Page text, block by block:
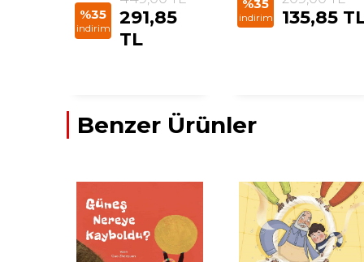
%35
indirim
291,85
TL
%35
indirim 135,85
Benzer Ürünler